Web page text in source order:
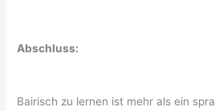
Abschluss:
Bairisch zu lernen ist mehr als ein